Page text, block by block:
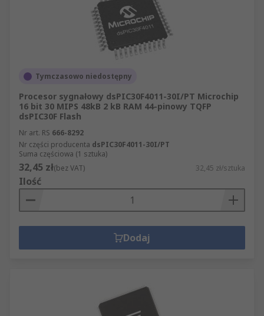
Tymczasowo niedostępny
Procesor sygnałowy dsPIC30F4011-30I/PT Microchip
16 bit 30 MIPS 48kB 2 kB RAM 44-pinowy TQFP
dsPIC30F Flash
Nr art. RS 666-8292
Nr części producenta dsPIC30F4011-30I/PT
Suma częściowa (1 sztuka)
32,45 zł(bez VAT) 32,45 zł/sztuka
Ilość
Dodaj